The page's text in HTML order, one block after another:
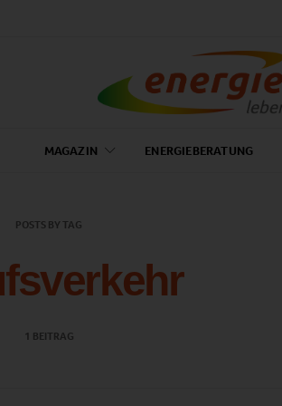
MAGAZIN ENERGIEBERATUNG
POSTS BY TAG
1 BEITRAG